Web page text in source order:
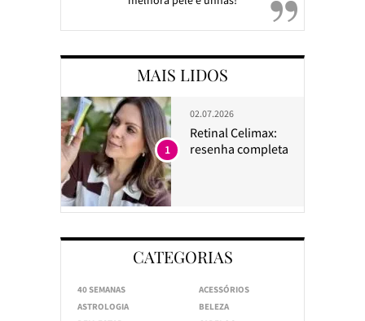
MAIS LIDOS
02.07.2026
Retinal Celimax:
resenha completa
1
CATEGORIAS
40 SEMANAS
ACESSÓRIOS
ASTROLOGIA
BELEZA